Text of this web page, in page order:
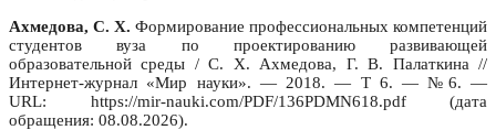
Ахмедова, С. Х. Формирование профессиональных компетенций
студентов вуза по проектированию развивающей
образовательной среды / С. Х. Ахмедова, Г. В. Палаткина //
Интернет-журнал «Мир науки». — 2018. — Т 6. — №6. —
URL: https://mir-nauki.com/PDF/136PDMN618.pdf (дата
обращения: 08.08.2026).